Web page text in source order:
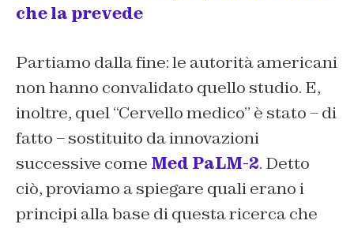
che la prevede
Partiamo dalla fine: le autorità americani
non hanno convalidato quello studio. E,
inoltre, quel “Cervello medico” è stato – di
fatto – sostituito da innovazioni
successive come Med PaLM-2. Detto
ciò, proviamo a spiegare quali erano i
principi alla base di questa ricerca che